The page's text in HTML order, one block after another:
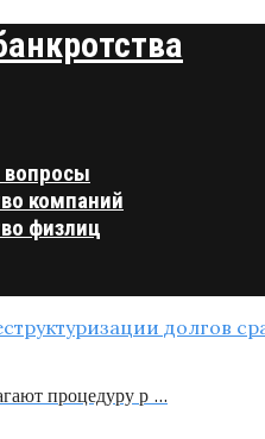
компаний
физлиц
процедуру р …